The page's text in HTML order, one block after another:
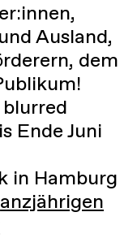
Ausland,
dem
Ende Juni
in Hamburg